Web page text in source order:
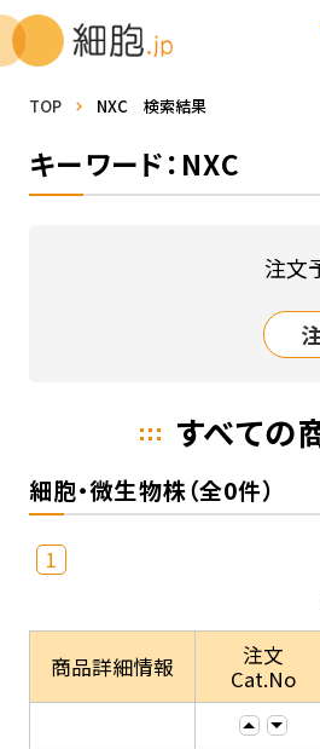
TOP NXC 検索結果
キーワード：NXC
注文
すべての
細胞・微生物株（全0件）
1
商品詳細情報
注文
Cat.No